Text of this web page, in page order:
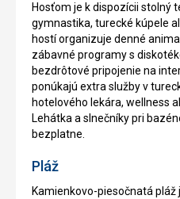
Hosťom je k dispozícii stolný
gymnastika, turecké kúpele
hostí organizuje denné
zábavné programy s
bezdrôtové pripojenie na
ponúkajú extra služby v
hotelového lekára, wellness
Lehátka a slnečníky pri
bezplatne.
Pláž
Kamienkovo-piesočnatá